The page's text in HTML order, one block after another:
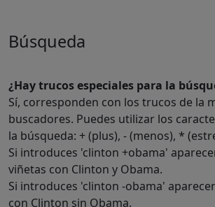
Búsqueda
¿Hay trucos especiales para la
Sí, corresponden con los trucos de la
buscadores. Puedes utilizar los
la búsqueda: + (plus), - (menos), *
Si introduces 'clinton +obama'
viñetas con Clinton y Obama.
Si introduces 'clinton -obama'
con Clinton sin Obama.